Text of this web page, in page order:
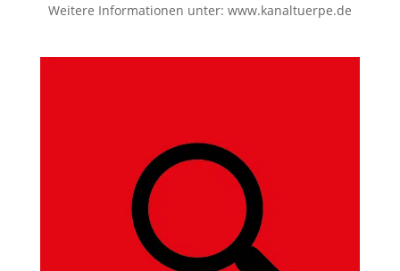
Weitere Informationen unter: www.kanaltuerpe.de